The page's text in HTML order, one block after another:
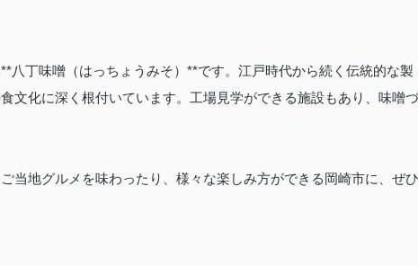
八丁味噌（はっちょうみそ）**です。江戸時代から続く伝統的な製
文化に深く根付いています。工場見学ができる施設もあり、味噌づ
当地グルメを味わったり、様々な楽しみ方ができる岡崎市に、ぜひ